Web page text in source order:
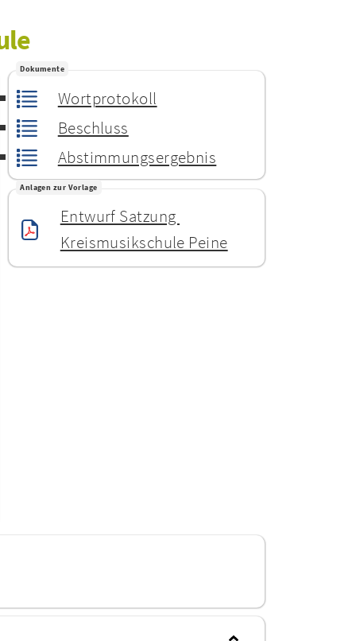
Dokumente
Wortprotokoll
Beschluss
Abstimmungsergebnis
Anlagen zur Vorlage
Entwurf Satzung
Kreismusikschule Peine